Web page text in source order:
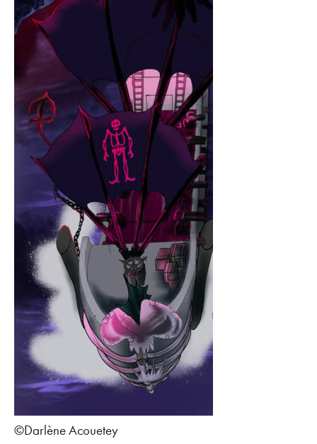
©Darlène Acouetey